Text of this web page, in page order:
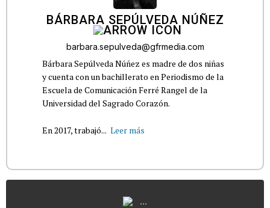
BÁRBARA SEPÚLVEDA NÚÑEZ
barbara.sepulveda@gfrmedia.com
Bárbara Sepúlveda Núñez es madre de dos niñas
y cuenta con un bachillerato en Periodismo de la
Escuela de Comunicación Ferré Rangel de la
Universidad del Sagrado Corazón.
En 2017, trabajó... Leer más
...